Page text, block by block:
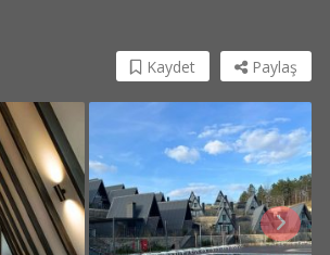
Paylaş
Kaydet